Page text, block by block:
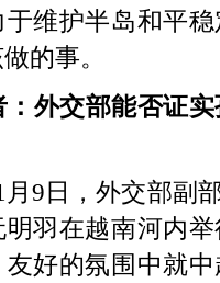
于维护半岛和平
的事。
：外交部能否证
月9日，外交部副
羽在越南河内
友好的氛围中就